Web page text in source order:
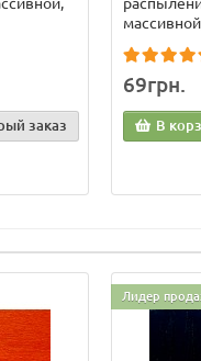
заказ
69грн.
В
Лидер